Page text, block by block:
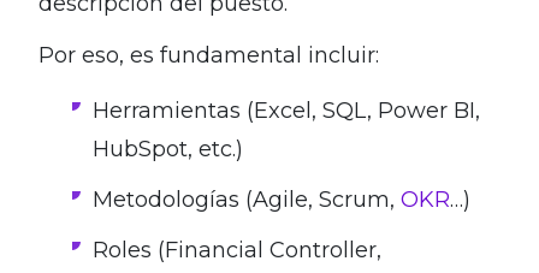
Por eso, es fundamental incluir:
Herramientas (Excel, SQL, Power BI,
HubSpot, etc.)
Metodologías (Agile, Scrum, OKR…)
Roles (Financial Controller,